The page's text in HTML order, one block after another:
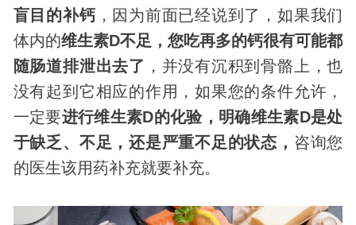
盲目的补钙 ，因为前面已经说到了，如果我们
体内的维生素D不足，您吃再多的钙很有可能都
随肠道排泄出去了 ，并没有沉积到骨骼上，也
没有起到它相应的作用，如果您的条件允许，
一定要进行维生素D的化验，明确维生素D是处
于缺乏、不足，还是严重不足的状态， 咨询您
的医生该用药补充就要补充。